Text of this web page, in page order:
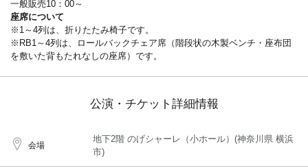
一般販売10：00～
座席について
※1～4列は、折りたたみ椅子です。
※RB1～4列は、ロールバックチェア席（階段状の木製ベンチ・座布団
を敷いた背もたれなしの座席）です。
公演・チケット詳細情報
会場
地下2階 のげシャーレ（小ホール）(神奈川県 横浜
市)